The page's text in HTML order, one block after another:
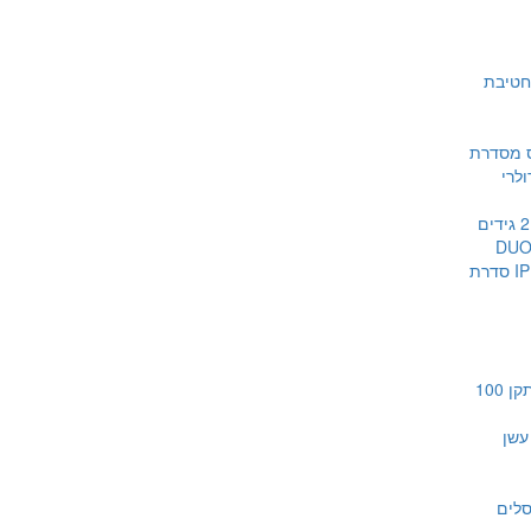
חטיבת
מסדרת
מערכות 2 גידים
מערכות IP סדרת
מערכות כריזה תקן 100